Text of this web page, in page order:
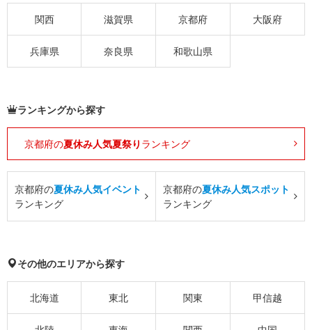
関西 滋賀県 京都府 大阪府
兵庫県 奈良県 和歌山県
ランキングから探す
京都府の夏休み人気夏祭り ランキング
京都府の夏休み人気イベント
ランキング
京都府の夏休み人気スポット
ランキング
その他のエリアから探す
北海道 東北 関東 甲信越